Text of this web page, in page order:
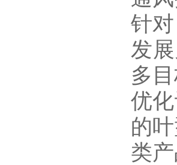
针
发
多
优
的
类